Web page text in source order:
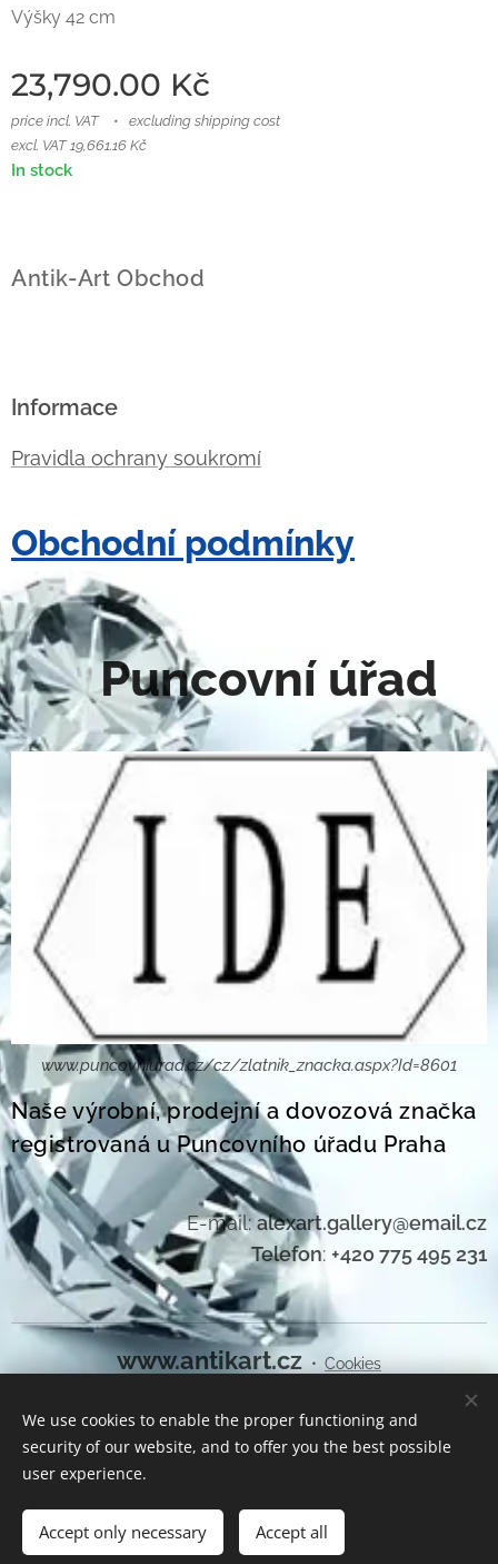
Výšky 42 cm
23,790.00 Kč
price incl. VAT
excluding shipping cost
excl. VAT 19,661.16 Kč
In stock
Add to cart
Antik-Art Obchod
Informace
Pravidla ochrany soukromí
Obchodní podmínky
Puncovní úřad
www.puncovniurad.cz/cz/zlatnik_znacka.aspx?Id=8601
Naše výrobní, prodejní a dovozová značka
registrovaná u Puncovního úřadu Praha
E-mail:alexart.gallery@email.cz
Telefon: +420 775 495 231
www.antikart.cz Cookies
Languages
Čeština
English
We use cookies to enable the proper functioning and
security of our website, and to offer you the best possible
user experience.
Accept only necessary Accept all